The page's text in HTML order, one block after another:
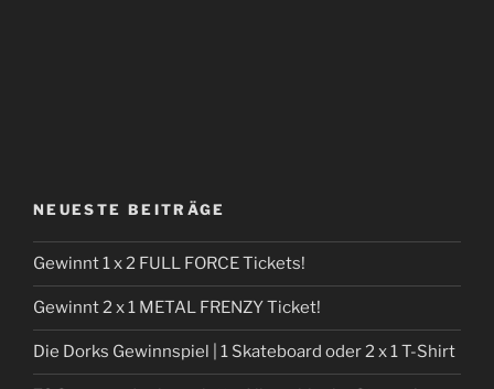
NEUESTE BEITRÄGE
Gewinnt 1 x 2 FULL FORCE Tickets!
Gewinnt 2 x 1 METAL FRENZY Ticket!
Die Dorks Gewinnspiel | 1 Skateboard oder 2 x 1 T-Shirt